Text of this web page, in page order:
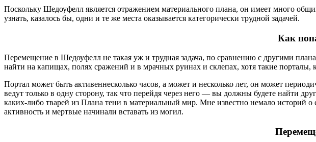
Поскольку Шедоуфелл является отражением материального плана, он имеет много
узнать, казалось бы, одни и те же места оказывается категорически трудной задачей.
Как
Перемещение в Шедоуфелл не такая уж и трудная задача, по сравнению с другими
найти на капищах, полях сражений и в мрачных руинах и склепах, хотя такие порталы,
Портал может быть активеннесколько часов, а может и несколько лет, он может
ведут только в одну сторону, так что перейдя через него — вы должны будете найти
каких-либо тварей из Плана тени в материальный мир. Мне известно немало историй о
активность и мертвые начинали вставать из могил.